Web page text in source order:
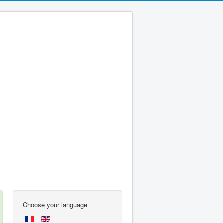
Choose your language